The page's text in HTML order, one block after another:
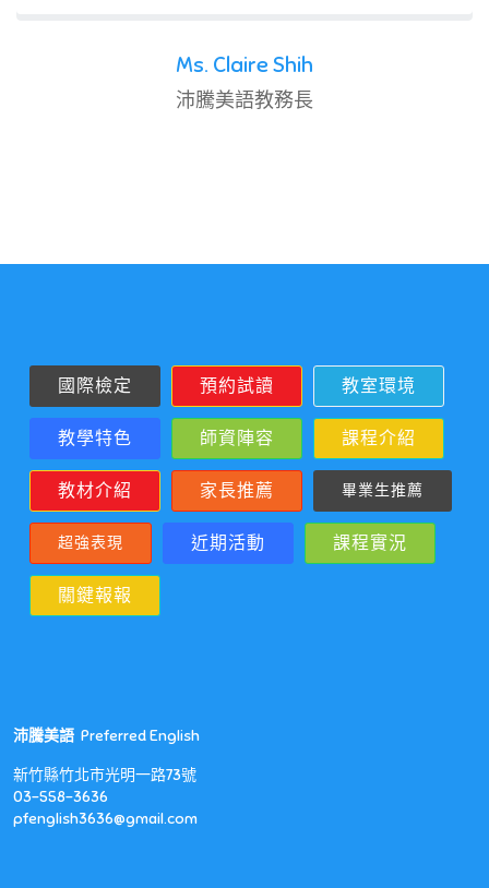
Ms. Claire Shih
沛騰美語教務長
國際檢定 預約試讀 教室環境
教學特色 師資陣容 課程介紹
教材介紹 家長推薦 畢業生推薦
超強表現 近期活動 課程實況
關鍵報報
沛騰美語 Preferred English
新竹縣竹北市光明一路73號
03-558-3636
pfenglish3636@gmail.com